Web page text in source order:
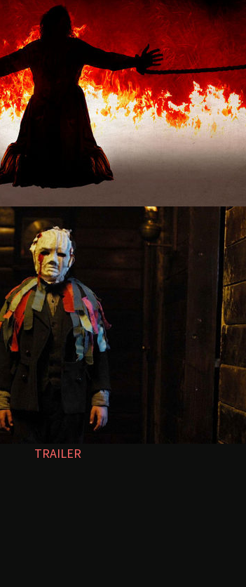
TRAILER